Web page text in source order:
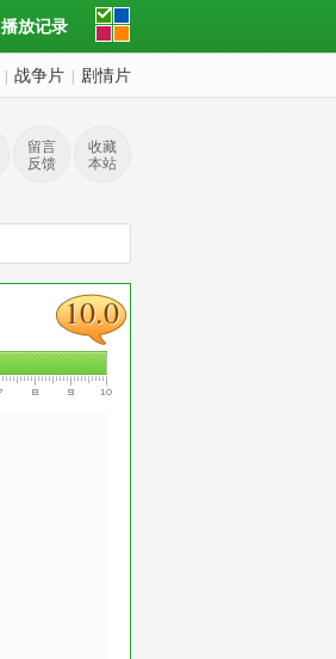
播放记录
战争片 剧情片
留言
反馈
收藏
本站
10.0
10.0